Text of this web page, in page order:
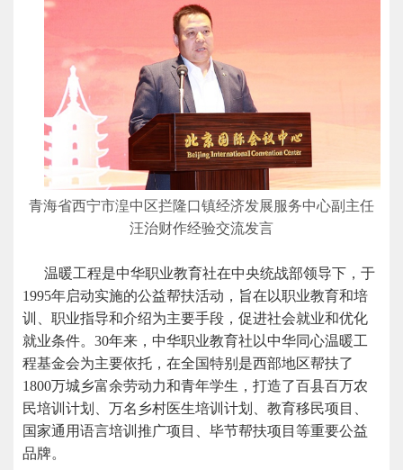
青海省西宁市湟中区拦隆口镇经济发展服务中心副主任
汪治财作经验交流发言
温暖工程是中华职业教育社在中央统战部领导下，于
1995年启动实施的公益帮扶活动，旨在以职业教育和培
训、职业指导和介绍为主要手段，促进社会就业和优化
就业条件。30年来，中华职业教育社以中华同心温暖工
程基金会为主要依托，在全国特别是西部地区帮扶了
1800万城乡富余劳动力和青年学生，打造了百县百万农
民培训计划、万名乡村医生培训计划、教育移民项目、
国家通用语言培训推广项目、毕节帮扶项目等重要公益
品牌。